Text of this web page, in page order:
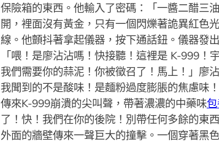
保險箱的東西。他輸入了密碼：「一醬二醋三
開，裡面沒有黃金，只有一個閃爍著詭異紅色
線。他顫抖著拿起儀器，按下通話鈕。儀器
「喂！是廖沾沾嗎！快接聽！這裡是 K-999！
我們需要你的蒜泥！你被徵召了！馬上！」廖
我聞到的不是酸味！是麵粉過度膨脹的焦慮味
傳來K-999崩潰的尖叫聲，帶著濃濃的中藥味
了！快！我們在你的後院！別帶任何多餘的
外面的牆壁傳來一聲巨大的撞擊。一個穿著黑